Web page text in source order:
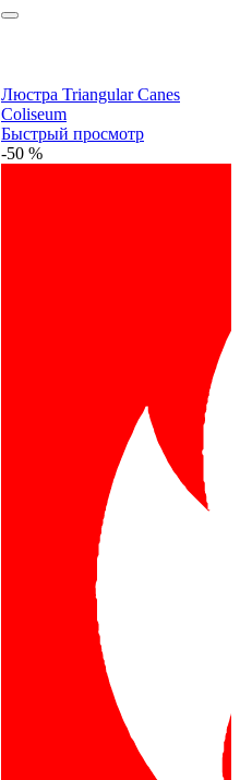
Люстра Triangular Canes
Coliseum
Быстрый просмотр
-50 %